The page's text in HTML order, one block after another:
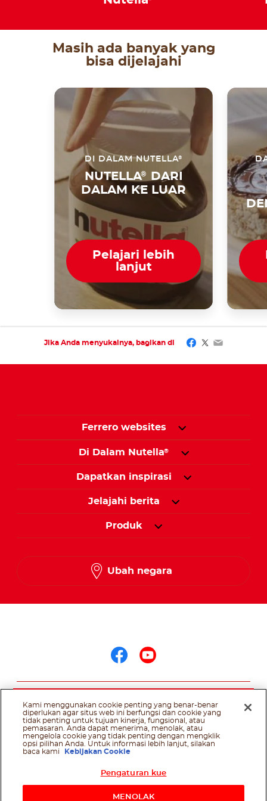
Masih ada banyak yang
bisa dijelajahi
DI DALAM NUTELLA®
NUTELLA®
DARI
DALAM KE LUAR
Pelajari lebih
lanjut
Jika Anda menyukainya, bagikan di Facebook
Twitter
Email
Ferrero websites
Di Dalam Nutella®
Dapatkan inspirasi
Jelajahi berita
Produk
Ubah negara
Penggunaan
Persyaratan teknis Kebijakan Privasi
Kami menggunakan cookie penting yang benar-benar
diperlukan agar situs web ini berfungsi dan cookie yang
tidak penting untuk tujuan kinerja, fungsional, atau
pemasaran. Anda dapat menerima, menolak, atau
mengelola cookie yang tidak penting dengan mengklik
opsi pilihan Anda. Untuk informasi lebih lanjut, silakan
baca kami
Kebijakan Cookie
Pengaturan kue
MENOLAK